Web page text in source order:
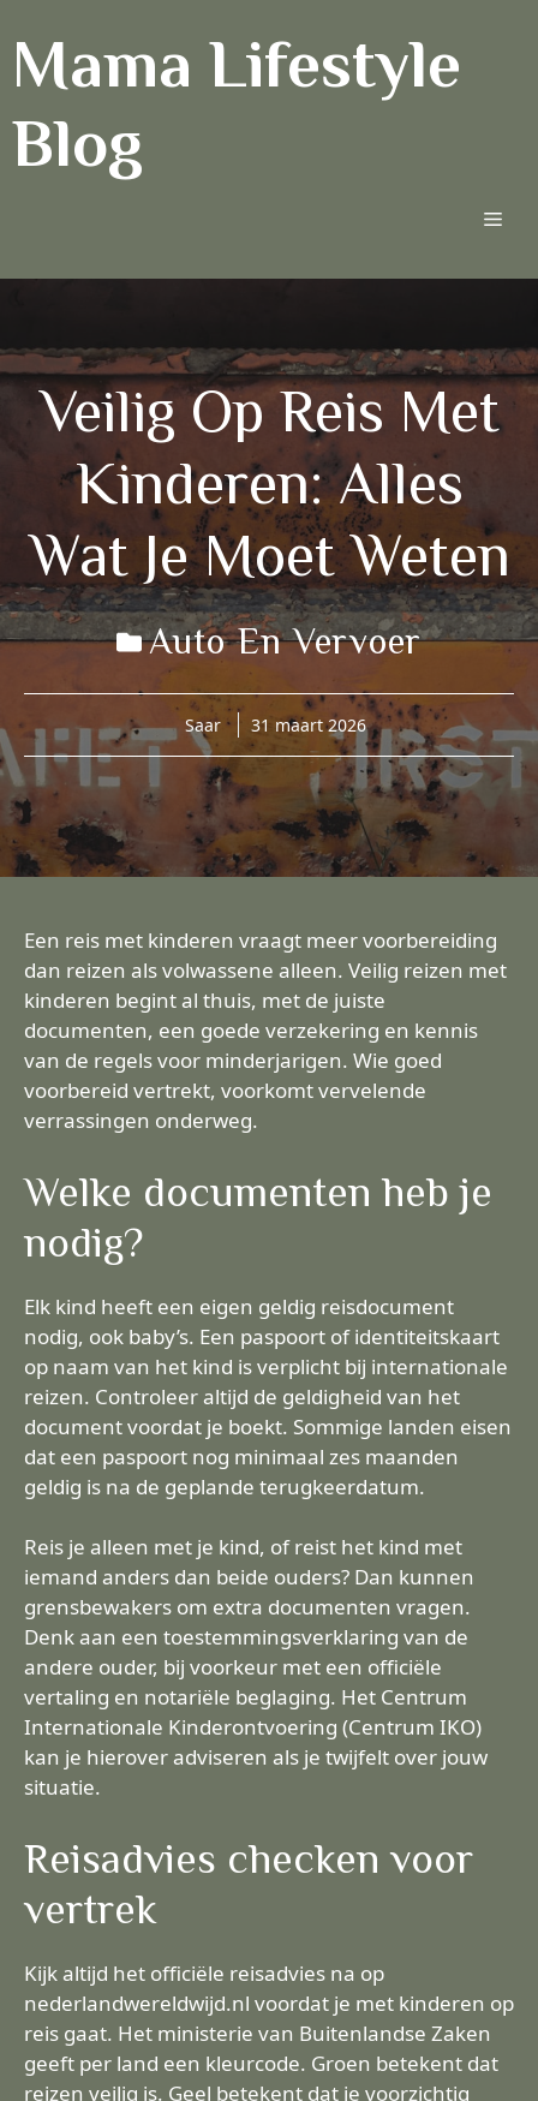
naarMama Lifestyle
Blog
Veilig Op Reis Met
Kinderen: Alles
Wat Je Moet Weten
Auto En Vervoer
Saar 31 maart 2026
Een reis met kinderen vraagt meer voorbereiding
dan reizen als volwassene alleen. Veilig reizen met
kinderen begint al thuis, met de juiste
documenten, een goede verzekering en kennis
van de regels voor minderjarigen. Wie goed
voorbereid vertrekt, voorkomt vervelende
verrassingen onderweg.
Welke documenten heb je
nodig?
Elk kind heeft een eigen geldig reisdocument
nodig, ook baby’s. Een paspoort of identiteitskaart
op naam van het kind is verplicht bij internationale
reizen. Controleer altijd de geldigheid van het
document voordat je boekt. Sommige landen eisen
dat een paspoort nog minimaal zes maanden
geldig is na de geplande terugkeerdatum.
Reis je alleen met je kind, of reist het kind met
iemand anders dan beide ouders? Dan kunnen
grensbewakers om extra documenten vragen.
Denk aan een toestemmingsverklaring van de
andere ouder, bij voorkeur met een officiële
vertaling en notariële beglaging. Het Centrum
Internationale Kinderontvoering (Centrum IKO)
kan je hierover adviseren als je twijfelt over jouw
situatie.
Reisadvies checken voor
vertrek
Kijk altijd het officiële reisadvies na op
nederlandwereldwijd.nl voordat je met kinderen op
reis gaat. Het ministerie van Buitenlandse Zaken
geeft per land een kleurcode. Groen betekent dat
reizen veilig is. Geel betekent dat je voorzichtig